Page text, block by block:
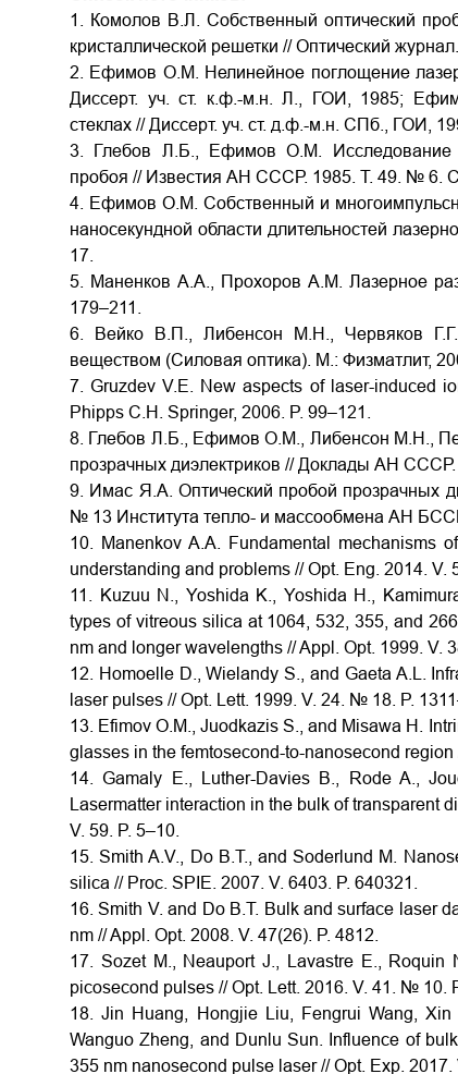
1. Комолов В.Л. Собственный оптический
кристаллической решетки // Оптический
2. Ефимов О.М. Нелинейное поглощение
Диссерт. уч. ст. к.ф.-м.н. Л., ГОИ, 1985;
стеклах // Диссерт. уч. ст. д.ф.-м.н. СПб., ГОИ,
3. Глебов Л.Б., Ефимов О.М. Исследование
пробоя // Известия АН СССР. 1985. Т. 49. № 6.
4. Ефимов О.М. Собственный и
наносекундной области длительностей
17.
5. Маненков А.А., Прохоров А.М. Лазерное
179–211.
6. Вейко В.П., Либенсон М.Н., Червяков
веществом (Силовая оптика). М.: Физматлит,
7. Gruzdev V.E. New aspects of laser-induced
Phipps C.H. Springer, 2006. P. 99–121.
8. Глебов Л.Б., Ефимов О.М., Либенсон М.Н.,
прозрачных диэлектриков // Доклады АН
9. Имас Я.А. Оптический пробой прозрачных
№ 13 Института тепло- и массообмена АН
10. Manenkov A.A. Fundamental mechanisms
understanding and problems // Opt. Eng. 2014. V.
11. Kuzuu N., Yoshida K., Yoshida H.,
types of vitreous silica at 1064, 532, 355, and
nm and longer wavelengths // Appl. Opt. 1999. V.
12. Homoelle D., Wielandy S., and Gaeta A.L.
laser pulses // Opt. Lett. 1999. V. 24. № 18. P.
13. Efimov O.M., Juodkazis S., and Misawa H.
glasses in the femtosecond-to-nanosecond
14. Gamaly E., Luther-Davies B., Rode A.,
Lasermatter interaction in the bulk of transparent
V. 59. P. 5–10.
15. Smith A.V., Do B.T., and Soderlund M.
silica // Proc. SPIE. 2007. V. 6403. P. 640321.
16. Smith V. and Do B.T. Bulk and surface laser
nm // Appl. Opt. 2008. V. 47(26). P. 4812.
17. Sozet M., Neauport J., Lavastre E.,
picosecond pulses // Opt. Lett. 2016. V. 41. № 10.
18. Jin Huang, Hongjie Liu, Fengrui Wang,
Wanguo Zheng, and Dunlu Sun. Influence of
355 nm nanosecond pulse laser // Opt. Exp. 2017.